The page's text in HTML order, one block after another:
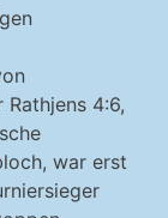
4:6,
war erst